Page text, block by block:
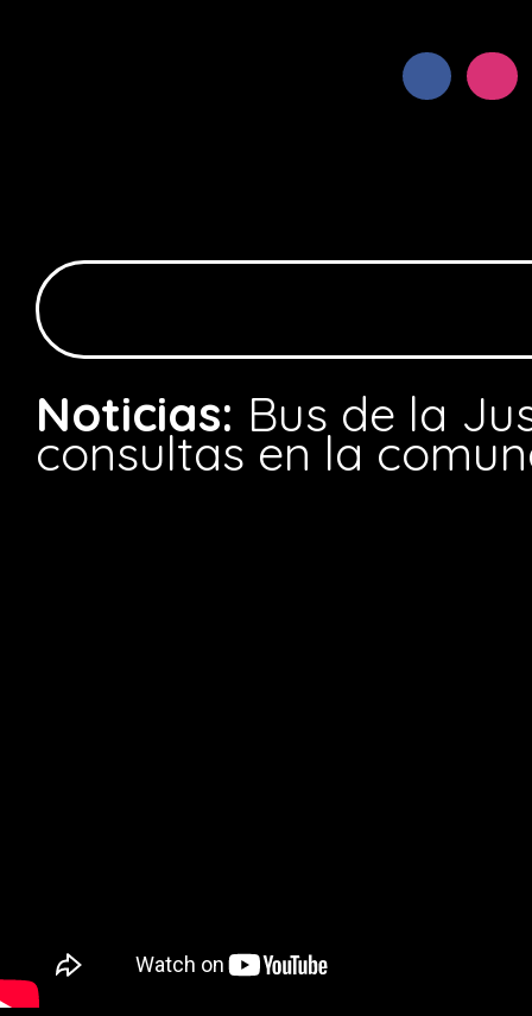
Noticias: Bus de la
consultas en la